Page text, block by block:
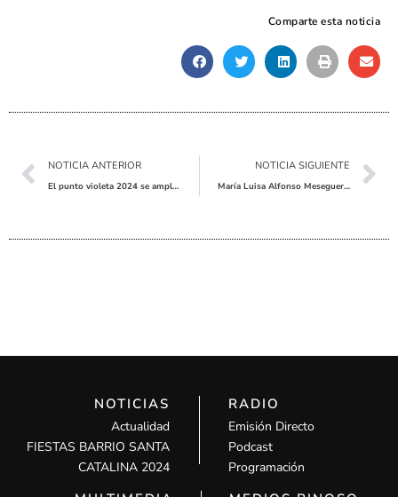
Comparte esta noticia
AntNOTICIA ANTERIOR
El punto violeta 2024 se amplía a cuatro días
NOTICIA SIGUIENTE
María Luisa Alfonso Meseguer de Orihuela, es proclama vencedora del VIII concurs de Piano “Vila del Pinós”
NOTICIAS
Actualidad
FIESTAS BARRIO SANTA
CATALINA 2024
RADIO
Emisión Directo
Podcast
Programación